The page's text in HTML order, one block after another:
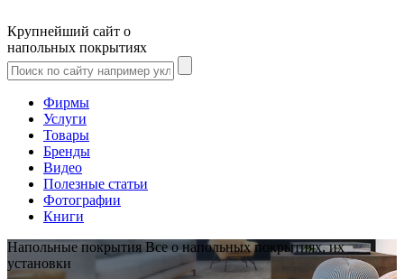
Крупнейший сайт о
напольных покрытиях
Фирмы
Услуги
Товары
Бренды
Видео
Полезные статьи
Фотографии
Книги
Напольные покрытия Все о напольных покрытиях, их
установки